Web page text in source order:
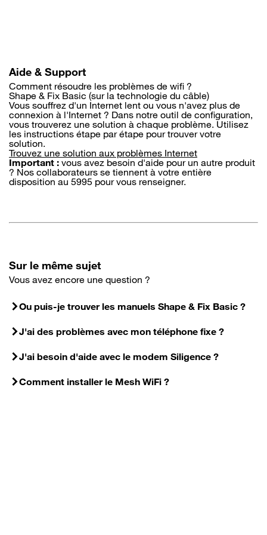
Aide & Support
Comment résoudre les problèmes de wifi ?
Shape & Fix Basic (sur la technologie du câble)
Vous souffrez d'un Internet lent ou vous n'avez plus de
connexion à l'Internet ? Dans notre outil de configuration,
vous trouverez une solution à chaque problème. Utilisez
les instructions étape par étape pour trouver votre
solution.
Trouvez une solution aux problèmes Internet
Important : vous avez besoin d'aide pour un autre produit
? Nos collaborateurs se tiennent à votre entière
disposition au 5995 pour vous renseigner.
Sur le même sujet
Vous avez encore une question ?
Ou puis-je trouver les manuels Shape & Fix Basic ?
J'ai des problèmes avec mon téléphone fixe ?
J'ai besoin d'aide avec le modem Siligence ?
Comment installer le Mesh WiFi ?